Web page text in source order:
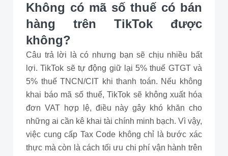
Không có mã số thuế có bán
hàng trên TikTok được
không?
Câu trả lời là có nhưng bạn sẽ chịu nhiều bất
lợi. TikTok sẽ tự động giữ lại 5% thuế GTGT và
5% thuế TNCN/CIT khi thanh toán. Nếu không
khai báo mã số thuế, TikTok sẽ không xuất hóa
đơn VAT hợp lệ, điều này gây khó khăn cho
những ai cần kê khai tài chính minh bạch. Vì vậy,
việc cung cấp Tax Code không chỉ là bước xác
thực mà còn là cách tối ưu chi phí vận hành trên